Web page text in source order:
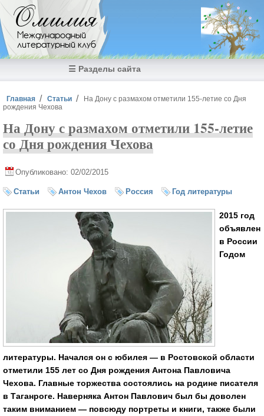
Перейти к основному содержанию
Омилия
Международный
литературный клуб
☰ Разделы сайта
Вы здесь
Главная Статьи
На Дону с размахом отметили 155-летие со Дня
рождения Чехова
На Дону с размахом отметили 155-летие
со Дня рождения Чехова
Опубликовано: 02/02/2015
Статьи Антон Чехов Россия Год литературы
2015 год
объявлен
в России
Годом
литературы. Начался он с юбилея — в Ростовской области
отметили 155 лет со Дня рождения Антона Павловича
Чехова. Главные торжества состоялись на родине писателя
в Таганроге. Наверняка Антон Павлович был бы доволен
таким вниманием — повсюду портреты и книги, также были